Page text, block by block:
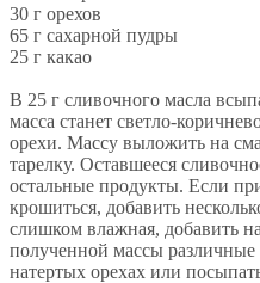
30 г орехов
65 г сахарной пудры
25 г какао
В 25 г сливочного масла
масса станет светло-
орехи. Массу выложить на
тарелку. Оставшееся
остальные продукты. Если
крошиться, добавить
слишком влажная, добавить
полученной массы различные
натертых орехах или